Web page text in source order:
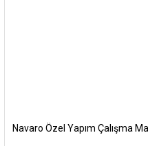
Navaro Özel Yapım Çalışma